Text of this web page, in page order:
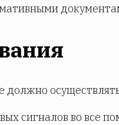
сигналов во все